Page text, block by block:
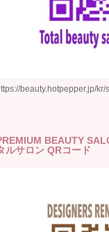
beauty.hotpepper.jp/
BEAUTY
ルサロン QRコード